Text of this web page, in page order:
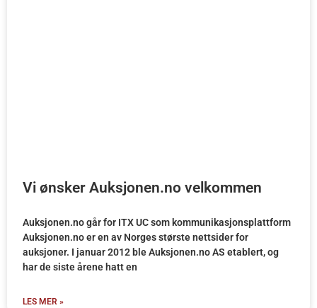
Vi ønsker Auksjonen.no velkommen
Auksjonen.no går for ITX UC som kommunikasjonsplattform
Auksjonen.no er en av Norges største nettsider for
auksjoner. I januar 2012 ble Auksjonen.no AS etablert, og
har de siste årene hatt en
LES MER »